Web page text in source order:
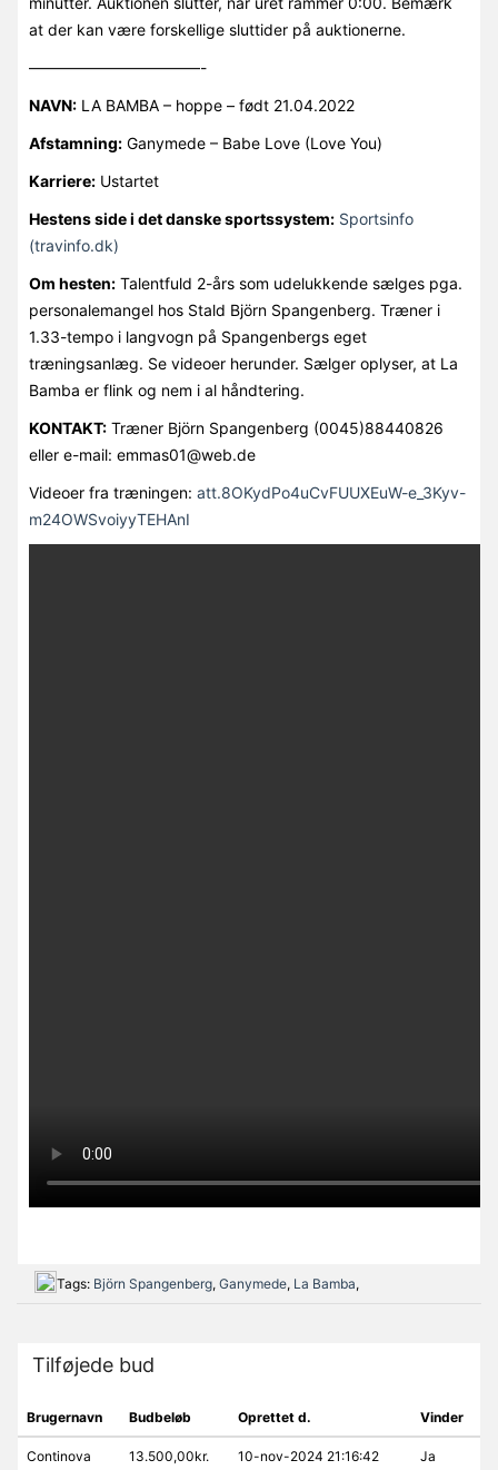
at der kan være forskellige sluttider på auktionerne.
———————————-
NAVN:LA BAMBA – hoppe – født 21.04.2022
Afstamning:Ganymede – Babe Love (Love You)
Karriere:Ustartet
Hestens side i det danske sportssystem: Sportsinfo
(travinfo.dk)
Om hesten:Talentfuld 2-års som udelukkende sælges pga.
personalemangel hos Stald Björn Spangenberg. Træner i
1.33-tempo i langvogn på Spangenbergs eget
træningsanlæg. Se videoer herunder. Sælger oplyser, at La
Bamba er flink og nem i al håndtering.
KONTAKT:Træner Björn Spangenberg (0045)88440826
eller e-mail: emmas01@web.de
Videoer fra træningen: att.8OKydPo4uCvFUUXEuW-e_3Kyv-
m24OWSvoiyyTEHAnI
Tags: Björn Spangenberg, Ganymede, La Bamba,
Tilføjede bud
Brugernavn Budbeløb Oprettet d. Vinder
Continova 13.500,00kr. 10-nov-2024 21:16:42 Ja